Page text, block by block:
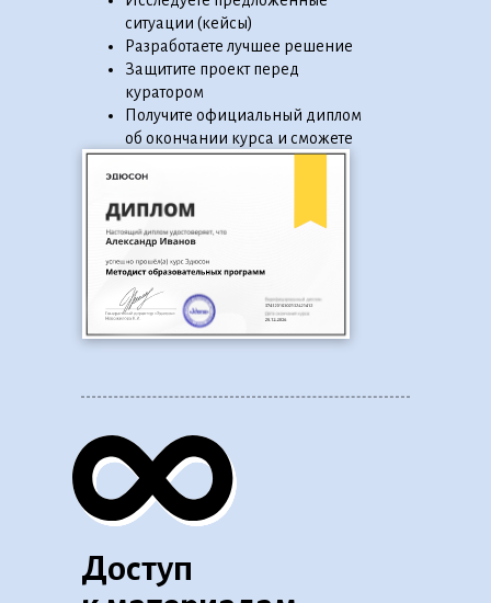
ситуации (кейсы)
Разработаете лучшее решение
Защитите проект перед
куратором
Получите официальный диплом
об окончании курса и сможете
Доступ